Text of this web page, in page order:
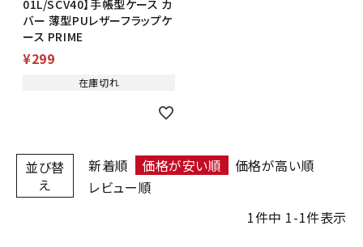
01L/SCV40】手帳型ケース カ
バー 薄型PUレザーフラップケ
ース PRIME
¥299
在庫切れ
並び替
え
新着順 価格が安い順
価格が高い順
レビュー順
1件中 1-1件表示